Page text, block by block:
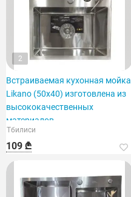
2
Встраиваемая кухонная мойка
Likano (50x40) изготовлена из
высококачественных
материалов.
Тбилиси
109 ₾